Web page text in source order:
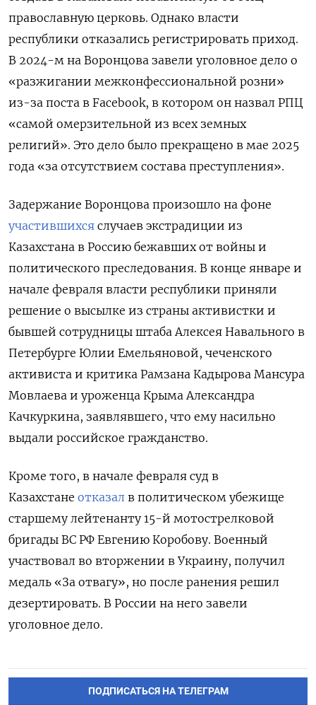
православную церковь. Однако власти
республики отказались регистрировать приход.
В 2024-м на Воронцова завели уголовное дело о
«разжигании межконфессиональной розни»
из-за поста в Facebook, в котором он назвал РПЦ
«самой омерзительной из всех земных
религий». Это дело было прекращено в мае 2025
года «за отсутствием состава преступления».
Задержание Воронцова произошло на фоне
участившихся случаев экстрадиции из
Казахстана в Россию бежавших от войны и
политического преследования. В конце январе и
начале февраля власти республики приняли
решение о высылке из страны активистки и
бывшей сотрудницы штаба Алексея Навального в
Петербурге Юлии Емельяновой, чеченского
активиста и критика Рамзана Кадырова Мансура
Мовлаева и уроженца Крыма Александра
Качкуркина, заявлявшего, что ему насильно
выдали российское гражданство.
Кроме того, в начале февраля суд в
Казахстане отказал в политическом убежище
старшему лейтенанту 15-й мотострелковой
бригады ВС РФ Евгению Коробову. Военный
участвовал во вторжении в Украину, получил
медаль «За отвагу», но после ранения решил
дезертировать. В России на него завели
уголовное дело.
ПОДПИСАТЬСЯ НА ТЕЛЕГРАМ